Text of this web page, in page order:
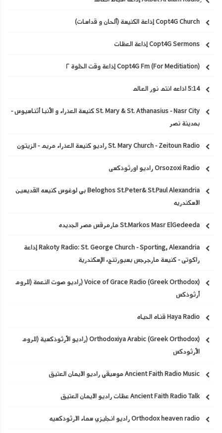
Copt4G Church إذاعة الكنيسة (ألحان و قداسات)
Copt4G Sermons إذاعة العظات
Copt4G Fm (For Meditiation) إذاعة وقت الخلوة ٢
5:14 اذاعه انتم نور العالم
St. Mary & St. Athanasius - Nasr City كنيسة العذراء و الأنبا أثناسيوس -
بمدينة نصر
St. Mary Church - Zeitoun Radio راديو كنيسة العذراء مريم - الزيتون
Orsozoxi Radio راديو اورثوذكسى
Beloghos St.Peter& St.Paul Alexandria بي لوغوس كنيسه القديسين
الاسكندريه
St.Markos Masr ElGedeeda مارمرقس مصر الجديده
Rakoty Radio: St. George Church - Sporting, Alexandria إذاعة
راكوتى - كنيسة مارجرجس بسبورتنج، الإسكندرية
Voice of Grace Radio (Greek Orthodox) (راديو صوت النعمة (للروم
أرثوذكس
Haya Radio قناه الحياه
Orthodoxiya Arabic (Greek Orthodox) (راديو الأرثوذكسية (للروم
الأرثودكس
Ancient Faith Radio Music موسيقي راديو الايمان العتيق
Ancient Faith Radio Talk عظات راديو الايمان العتيق
Orthodox heaven radio راديو انجليزي سماء الارثوذكسيه